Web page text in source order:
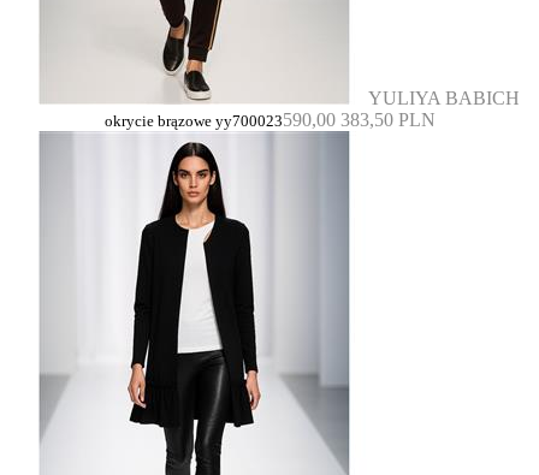
YULIYA BABICH
okrycie brązowe yy700023590,00 383,50 PLN